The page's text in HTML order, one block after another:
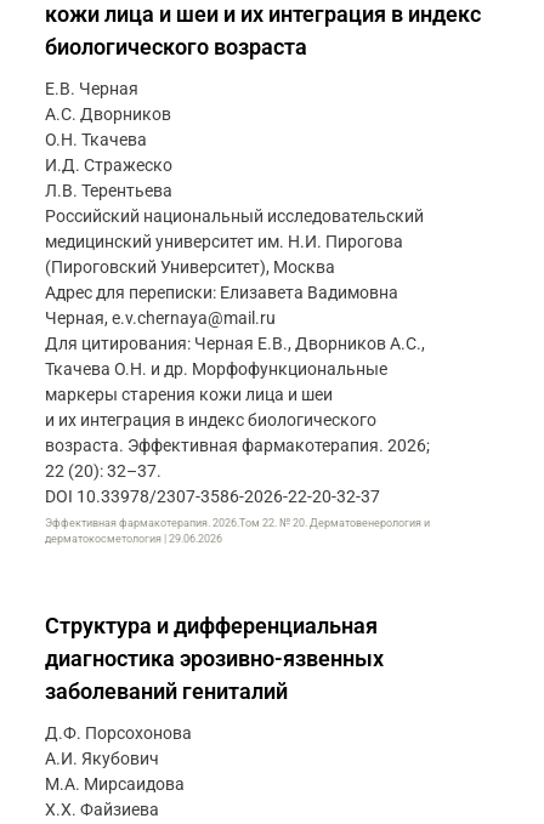
кожи лица и шеи и их интеграция в индекс
биологического возраста
Е.В. Черная
А.С. Дворников
О.Н. Ткачева
И.Д. Стражеско
Л.В. Терентьева
Российский национальный исследовательский
медицинский университет им. Н.И. Пирогова
(Пироговский Университет), Москва
Адрес для переписки: Елизавета Вадимовна
Черная, e.v.chernaya@mail.ru
Для цитирования: Черная Е.В., Дворников А.С.,
Ткачева О.Н. и др. Морфофункциональные
маркеры старения кожи лица и шеи
и их интеграция в индекс биологического
возраста. Эффективная фармакотерапия. 2026;
22 (20): 32–37.
DOI 10.33978/2307-3586-2026-22-20-32-37
Эффективная фармакотерапия. 2026.Том 22. № 20. Дерматовенерология и
дерматокосметология | 29.06.2026
Структура и дифференциальная
диагностика эрозивно-язвенных
заболеваний гениталий
Д.Ф. Порсохонова
А.И. Якубович
М.А. Мирсаидова
Х.Х. Файзиева